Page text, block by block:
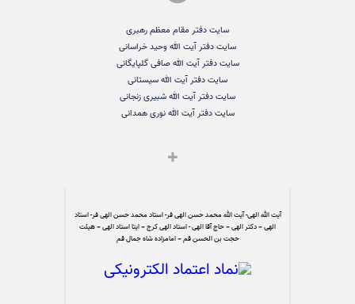
سایت دفتر مقام معظم رهبری
سایت دفتر آیت الله وحید خراسانی
سایت دفتر آیت الله صافی گلپایگانی
سایت دفتر آیت الله سیستانی
سایت دفتر آیت الله شبیری زنجانی
سایت دفتر آیت الله نوری همدانی
آیت الله الهی- آیت الله محمد حسن الهی فر- استاد محمد حسن الهی فر- استاد
الهی – دکتر الهی – حاج آقا الهی - استاد الهی کرج – ایتا استاد الهی – هیئت
حجت بن الحسن قم – امامزاده شاه جمال قم